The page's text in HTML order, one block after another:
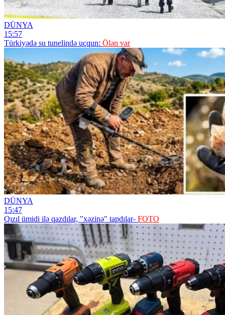
DÜNYA
15:57
Türkiyədə su tunelində uçqun: Ölən var
DÜNYA
15:47
Qızıl ümidi ilə qazdılar, "xəzinə" tapdılar- FOTO